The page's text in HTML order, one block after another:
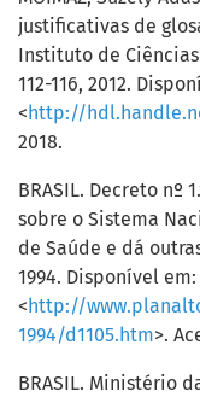
justificativas de
Instituto de Ciências
112-116, 2012.
< http://
2018.
BRASIL. Decreto nº
sobre o Sistema
de Saúde e dá
1994. Disponível em:
< http://
1994/d1105.htm>.
BRASIL. Ministério